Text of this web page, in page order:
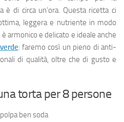
è di circa un’ora. Questa ricetta ci
leggera e nutriente in modo
armonico e delicato e ideale anche
: faremo così un pieno di anti-
di qualità, oltre che di gusto e
torta per 8 persone
ben soda